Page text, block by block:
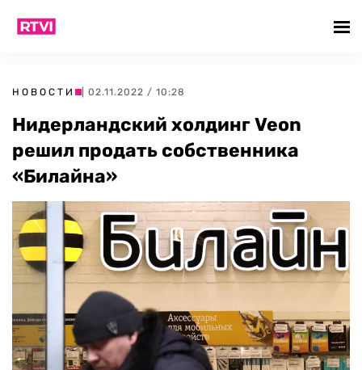
НОВОСТИ | 02.11.2022 / 10:28
Нидерландский холдинг Veon
решил продать собственника
«Билайна»